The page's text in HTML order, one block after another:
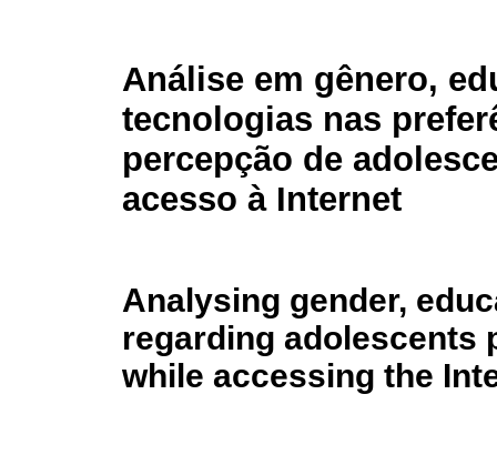
Análise em gênero,
tecnologias nas
percepção de
acesso à Internet
Analysing gender,
regarding adolescents
while accessing the